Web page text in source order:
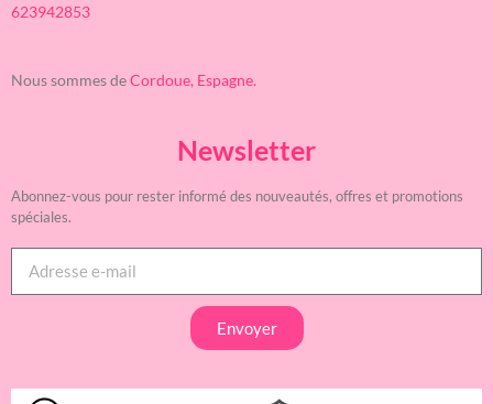
623942853
Nous sommes deCordoue, Espagne.
Newsletter
Abonnez-vous pour rester informé des nouveautés, offres et promotions
spéciales.
Envoyer